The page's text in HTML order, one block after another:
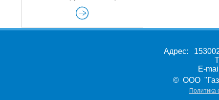
Адрес:
E-
© ООО
Политика